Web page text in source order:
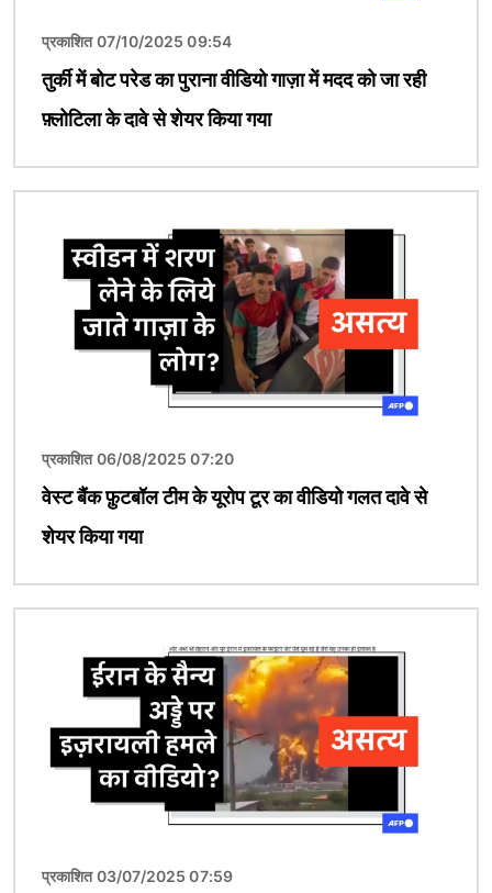
प्रकाशित 07/10/2025 09:54
तुर्की में बोट परेड का पुराना वीडियो गाज़ा में मदद को जा रही
फ़्लोटिला के दावे से शेयर किया गया
प्रकाशित 06/08/2025 07:20
वेस्ट बैंक फ़ुटबॉल टीम के यूरोप टूर का वीडियो गलत दावे से
शेयर किया गया
प्रकाशित 03/07/2025 07:59